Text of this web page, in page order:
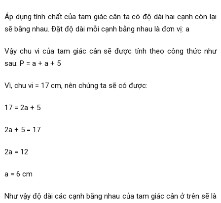
Áp dụng tính chất của tam giác cân ta có độ dài hai cạnh còn lại
sẽ bằng nhau. Đặt độ dài mỗi cạnh bằng nhau là đơn vị: a
Vậy chu vi của tam giác cân sẽ được tính theo công thức như
sau: P = a + a + 5
Vì, chu vi = 17 cm, nên chúng ta sẽ có được:
17 = 2a + 5
2a + 5 = 17
2a = 12
a = 6 cm
Như vậy độ dài các cạnh bằng nhau của tam giác cân ở trên sẽ là